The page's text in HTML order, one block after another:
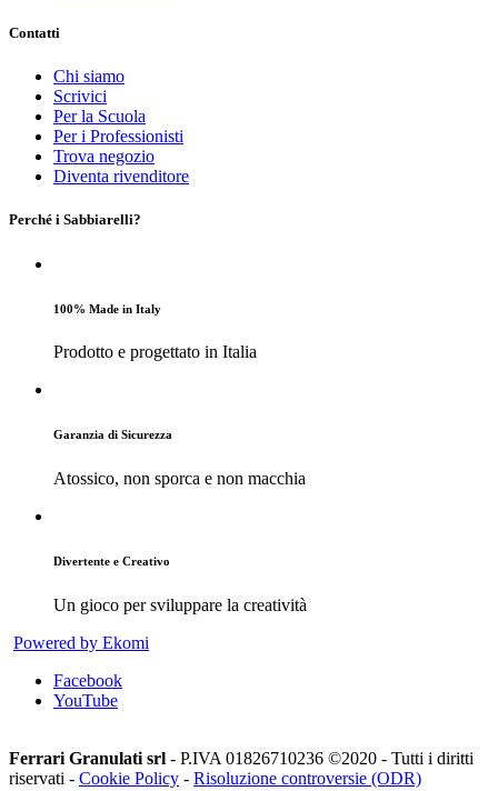
Contatti
Chi siamo
Scrivici
Per la Scuola
Per i Professionisti
Trova negozio
Diventa rivenditore
Perché i Sabbiarelli?
100% Made in Italy
Prodotto e progettato in Italia
Garanzia di Sicurezza
Atossico, non sporca e non macchia
Divertente e Creativo
Un gioco per sviluppare la creatività
Powered by Ekomi
Facebook
YouTube
Ferrari Granulati srl - P.IVA 01826710236 ©2020 - Tutti i diritti
riservati - Cookie Policy - Risoluzione controversie (ODR)